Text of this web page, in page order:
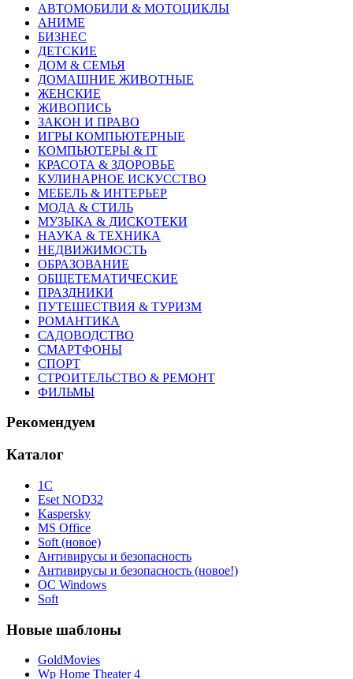
АВТОМОБИЛИ & МОТОЦИКЛЫ
АНИМЕ
БИЗНЕС
ДЕТСКИЕ
ДОМ & СЕМЬЯ
ДОМАШНИЕ ЖИВОТНЫЕ
ЖЕНСКИЕ
ЖИВОПИСЬ
ЗАКОН И ПРАВО
ИГРЫ КОМПЬЮТЕРНЫЕ
КОМПЬЮТЕРЫ & IT
КРАСОТА & ЗДОРОВЬЕ
КУЛИНАРНОЕ ИСКУССТВО
МЕБЕЛЬ & ИНТЕРЬЕР
МОДА & СТИЛЬ
МУЗЫКА & ДИСКОТЕКИ
НАУКА & ТЕХНИКА
НЕДВИЖИМОСТЬ
ОБРАЗОВАНИЕ
ОБЩЕТЕМАТИЧЕСКИЕ
ПРАЗДНИКИ
ПУТЕШЕСТВИЯ & ТУРИЗМ
РОМАНТИКА
САДОВОДСТВО
СМАРТФОНЫ
СПОРТ
СТРОИТЕЛЬСТВО & РЕМОНТ
ФИЛЬМЫ
Рекомендуем
Каталог
1С
Eset NOD32
Kaspersky
MS Office
Soft (новое)
Антивирусы и безопасность
Антивирусы и безопасность (новое!)
ОС Windows
Soft
Новые шаблоны
GoldMovies
Wp Home Theater 4